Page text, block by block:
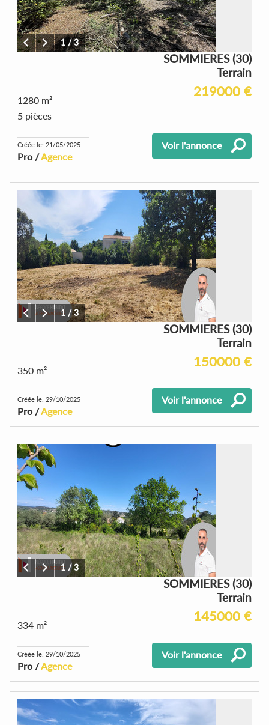
1 /3
SOMMIERES (30)
Terrain
219000 €
1280 m²
5 pièces
Créée le: 21/05/2025
Pro /Agence
Voir l'annonce
1 /3
SOMMIERES (30)
Terrain
150000 €
350 m²
Créée le: 29/10/2025
Pro /Agence
Voir l'annonce
1 /3
SOMMIERES (30)
Terrain
145000 €
334 m²
Créée le: 29/10/2025
Pro /Agence
Voir l'annonce